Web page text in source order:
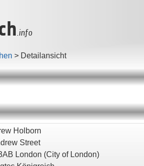
.info
> Detailansicht
Holborn
Street
London (City of London)